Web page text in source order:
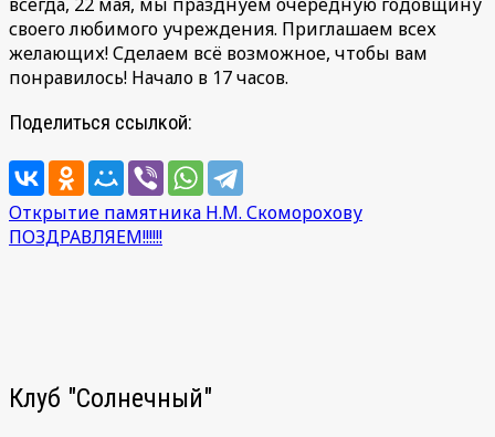
своего любимого учреждения. Приглашаем всех
желающих! Сделаем всё возможное, чтобы вам
понравилось! Начало в 17 часов.
Поделиться ссылкой:
Навигация
по
Открытие памятника Н.М. Скоморохову
ПОЗДРАВЛЯЕМ!!!!!!
Клуб "Солнечный"